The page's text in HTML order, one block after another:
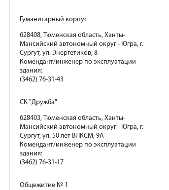
Гуманитарный корпус
628408, Тюменская область, Ханты-
Мансийский автономный округ - Югра, г.
Сургут, ул. Энергетиков, 8
Комендант/инженер по эксплуатации
здания:
(3462) 76-31-43
СК "Дружба"
628403, Тюменская область, Ханты-
Мансийский автономный округ - Югра, г.
Сургут, ул. 50 лет ВЛКСМ, 9А
Комендант/инженер по эксплуатации
здания:
(3462) 76-31-17
Общежитие № 1